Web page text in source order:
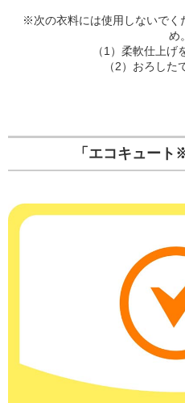
※次の衣料には使用しないでく
め。
（1）柔軟仕上げ
（2）おろした
「エコキュート